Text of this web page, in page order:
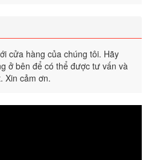
cửa hàng của chúng tôi. Hãy
ở bên để có thể được tư vấn và
Xin cảm ơn.